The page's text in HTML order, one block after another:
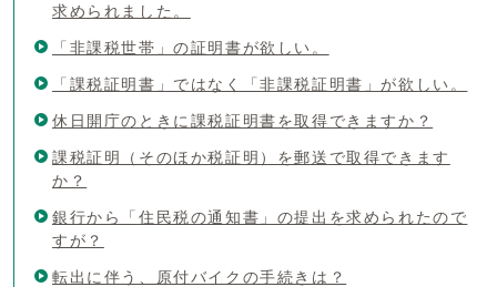
求められました。
「非課税世帯」の証明書が欲しい。
「課税証明書」ではなく「非課税証明書」が欲しい。
休日開庁のときに課税証明書を取得できますか？
課税証明（そのほか税証明）を郵送で取得できます
か？
銀行から「住民税の通知書」の提出を求められたので
すが？
転出に伴う、原付バイクの手続きは？